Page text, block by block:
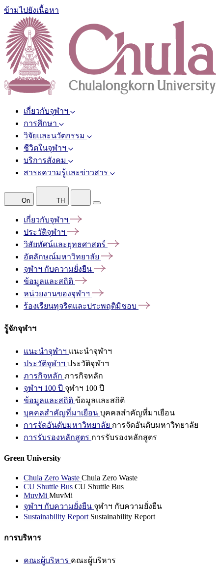
ข้ามไปยังเนื้อหา
เกี่ยวกับจุฬาฯ
การศึกษา
วิจัยและนวัตกรรม
ชีวิตในจุฬาฯ
บริการสังคม
สาระความรู้และข่าวสาร
On TH
เกี่ยวกับจุฬาฯ
ประวัติจุฬาฯ
วิสัยทัศน์และยุทธศาสตร์
อัตลักษณ์มหาวิทยาลัย
จุฬาฯ กับความยั่งยืน
ข้อมูลและสถิติ
หน่วยงานของจุฬาฯ
ร้องเรียนทุจริตและประพฤติมิชอบ
รู้จักจุฬาฯ
แนะนำจุฬาฯ แนะนำจุฬาฯ
ประวัติจุฬาฯ ประวัติจุฬาฯ
ภารกิจหลัก ภารกิจหลัก
จุฬาฯ 100 ปี จุฬาฯ 100 ปี
ข้อมูลและสถิติ ข้อมูลและสถิติ
บุคคลสำคัญที่มาเยือน บุคคลสำคัญที่มาเยือน
การจัดอันดับมหาวิทยาลัย การจัดอันดับมหาวิทยาลัย
การรับรองหลักสูตร การรับรองหลักสูตร
Green University
Chula Zero Waste Chula Zero Waste
CU Shuttle Bus CU Shuttle Bus
MuvMi MuvMi
จุฬาฯ กับความยั่งยืน จุฬาฯ กับความยั่งยืน
Sustainability Report Sustainability Report
การบริหาร
คณะผู้บริหาร คณะผู้บริหาร